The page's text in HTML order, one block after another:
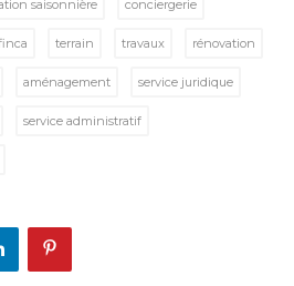
saisonnière conciergerie
terrain travaux rénovation
aménagement service juridique
service administratif